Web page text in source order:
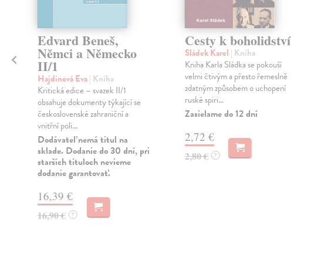
Edvard Beneš,
Němci a Německo
II/1
Hajdinová Eva| Kniha
Kritická edice – svazek II/1
obsahuje dokumenty týkající se
československé zahraniční a
vnitřní poli...
Dodávateľ nemá titul na
sklade. Dodanie do 30 dní, pri
starších tituloch nevieme
dodanie garantovať.
16,39 €
16,90 € ?
Cesty k boholidství
Sládek Karel | Kniha
Kniha Karla Sládka se pokouší
velmi čtivým a přesto řemeslně
zdatným způsobem o uchopení
ruské spiri...
Zasielame do 12 dní
2,72 €
2,80 € ?